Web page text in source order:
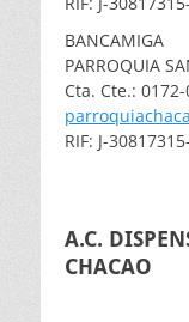
BANCAMIGA
PARROQUIA
Cta. Cte.:
RIF: J-
A.C.
CHACAO